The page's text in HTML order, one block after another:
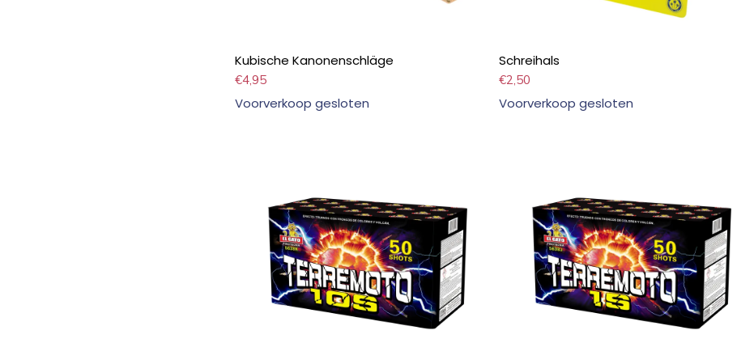
Kubische Kanonenschläge
€4,95
Voorverkoop gesloten
Schreihals
€2,50
Voorverkoop gesloten